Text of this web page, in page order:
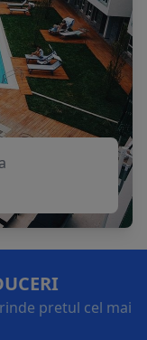
pretul cel mai